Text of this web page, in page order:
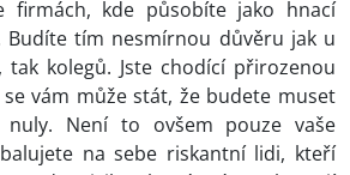
firmách, kde působíte jako hnací
tím nesmírnou důvěru jak u
tak kolegů. Jste chodící přirozenou
vám může stát, že budete muset
Není to ovšem pouze vaše
na sebe riskantní lidi, kteří